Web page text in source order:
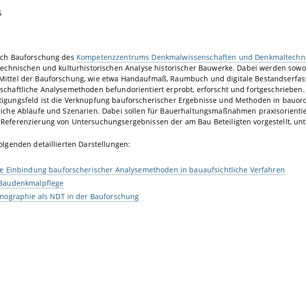
Bauforschung des Kompetenzzentrums Denkmalwissenschaften und
und kulturhistorischen Analyse historischer Bauwerke. Dabei werden
der Bauforschung, wie etwa Handaufmaß, Raumbuch und digitale
Analysemethoden befundorientiert erprobt, erforscht und
ist die Verknüpfung bauforscherischer Ergebnisse und Methoden in
Abläufe und Szenarien. Dabei sollen für Bauerhaltungsmaßnahmen
von Untersuchungsergebnissen der am Bau Beteiligten vorgestellt,
detaillierten Darstellungen:
Einbindung bauforscherischer Analysemethoden in bauaufsichtliche Verfahren
als NDT in der Bauforschung